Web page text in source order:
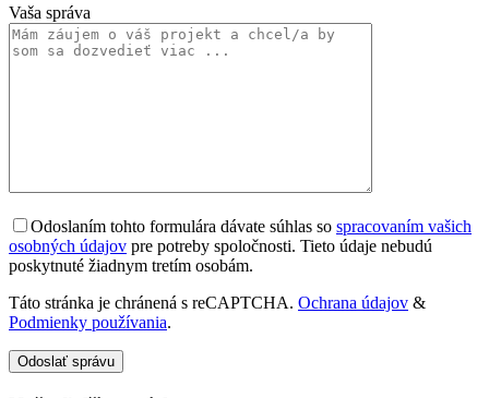
Vaša správa
Odoslaním tohto formulára dávate súhlas so spracovaním vašich
osobných údajov pre potreby spoločnosti. Tieto údaje nebudú
poskytnuté žiadnym tretím osobám.
Táto stránka je chránená s reCAPTCHA. Ochrana údajov &
Podmienky používania.
Odoslať správu